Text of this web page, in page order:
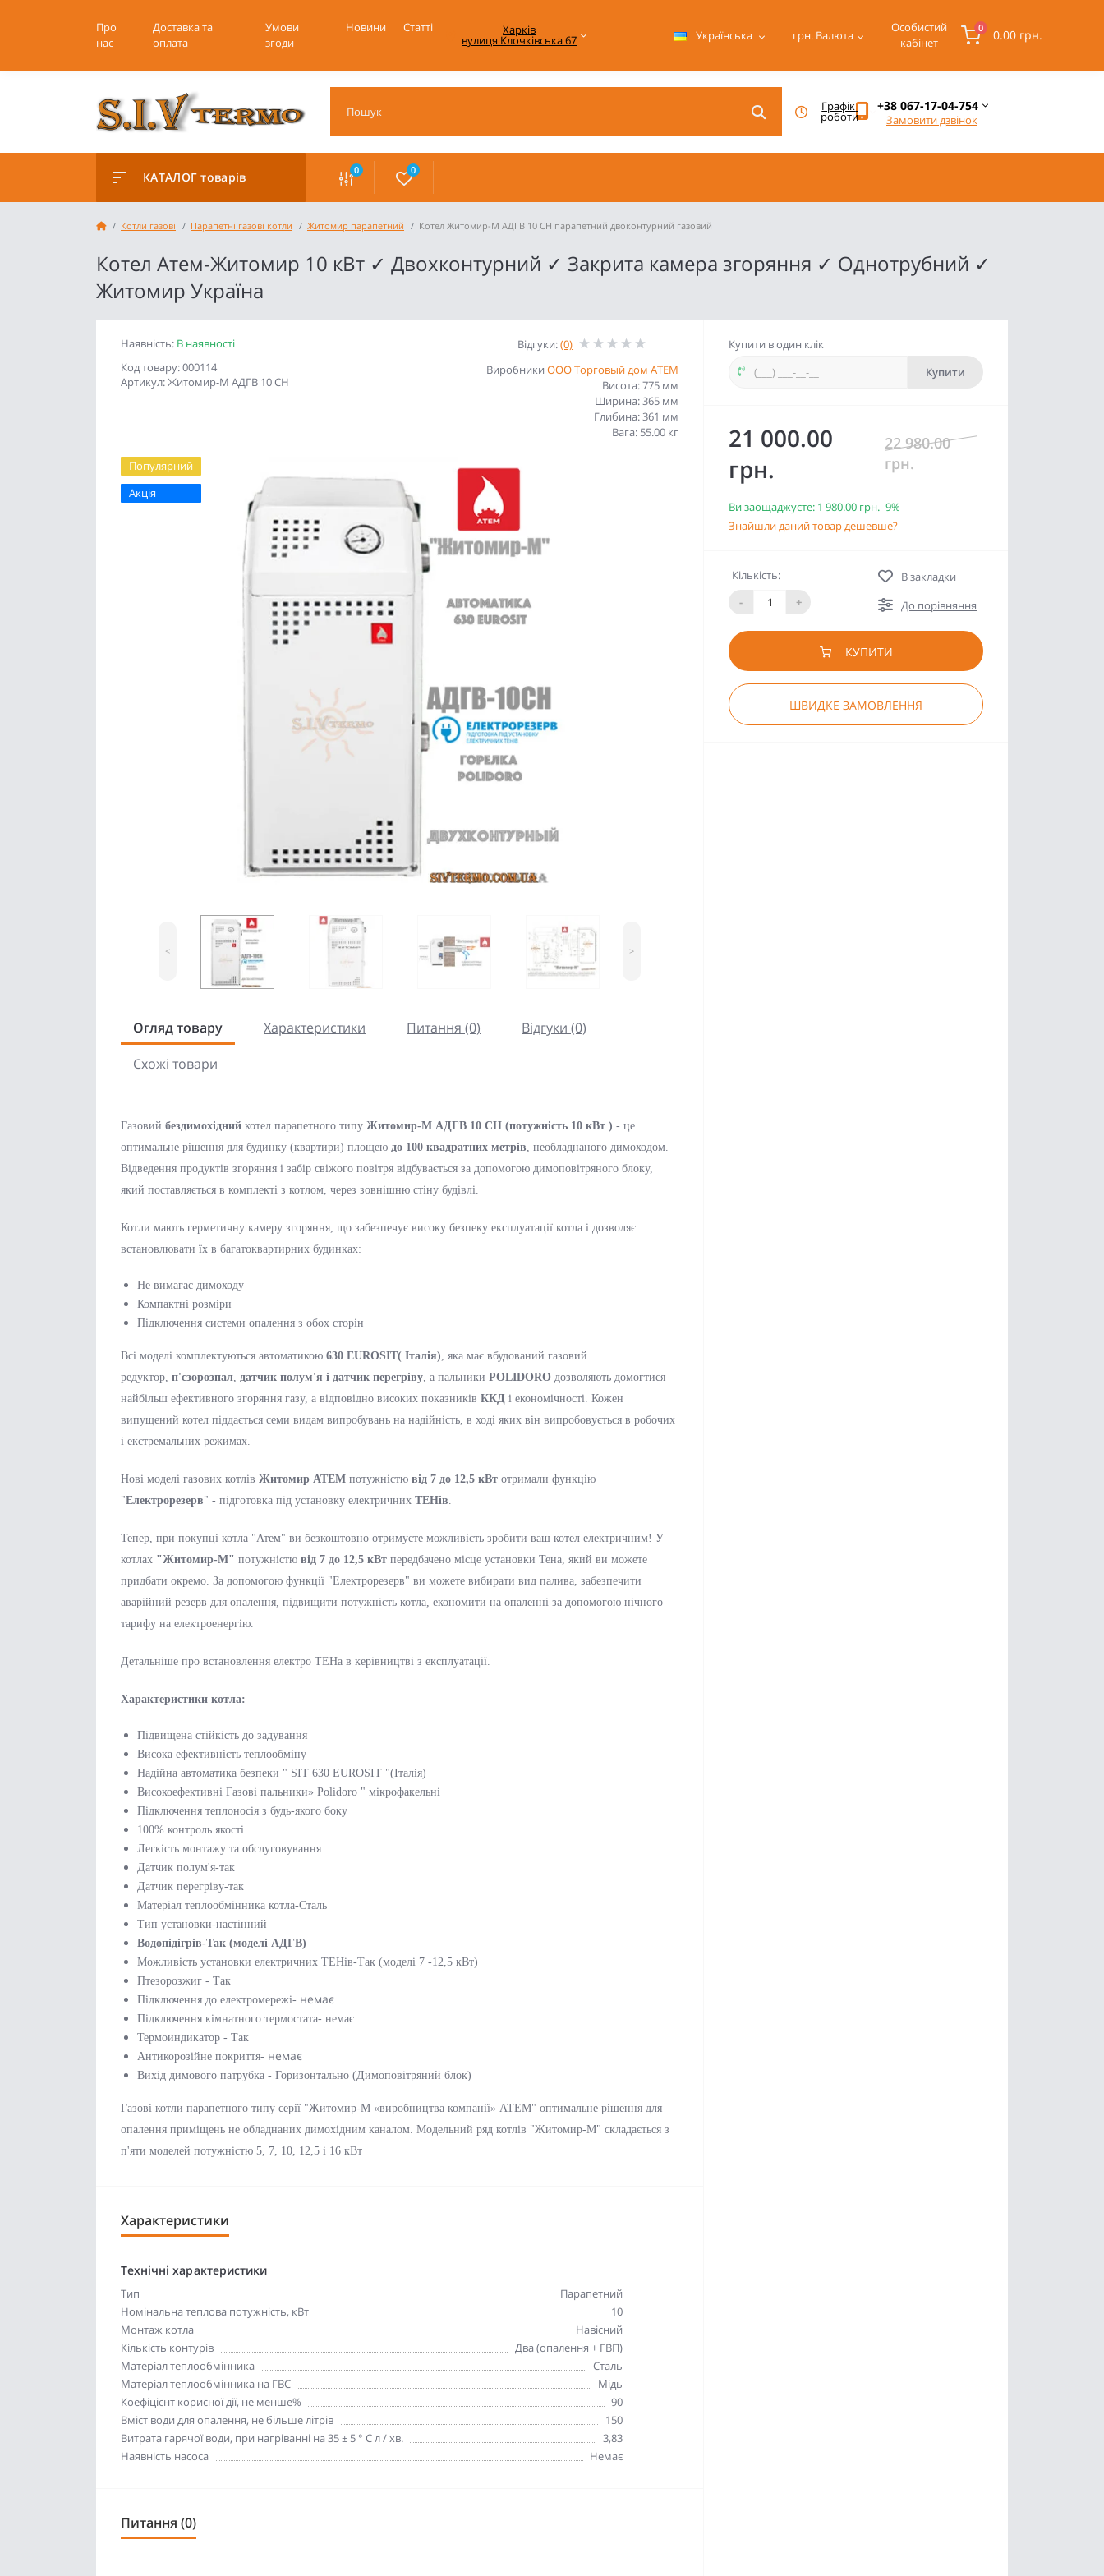
Про
нас
Доставка та
оплата
Умови
згоди
Новини Статті Харків
вулиця Клочківська 67 Українська грн. Валюта
Особистий
кабінет
0 0.00 грн.
Графік
роботи
+38 067-17-04-754
Замовити дзвінок
КАТАЛОГ товарів 0 0
Котли газові Парапетні газові котли Житомир парапетний Котел Житомир-М АДГВ 10 СН парапетний двоконтурний газовий
Котел Атем-Житомир 10 кВт ✓ Двохконтурний ✓ Закрита камера згоряння ✓ Однотрубний ✓
Житомир Україна
Наявність: В наявності
Код товару: 000114
Артикул: Житомир-М АДГВ 10 СН
Відгуки:(0)
Виробники ООО Торговый дом АТЕМ
Висота: 775 мм
Ширина: 365 мм
Глибина: 361 мм
Вага: 55.00 кг
Популярний
Акція
< >
Огляд товару Характеристики Питання (0)
Відгуки (0)
Схожі товари
Газовий бездимохідний котел парапетного типу Житомир-М АДГВ 10 СН (потужність 10 кВт ) - це
оптимальне рішення для будинку (квартири) площею до 100 квадратних метрів, необладнаного димоходом.
Відведення продуктів згоряння і забір свіжого повітря відбувається за допомогою димоповітряного блоку,
який поставляється в комплекті з котлом, через зовнішню стіну будівлі.
Котли мають герметичну камеру згоряння, що забезпечує високу безпеку експлуатації котла і дозволяє
встановлювати їх в багатоквартирних будинках:
Не вимагає димоходу
Компактні розміри
Підключення системи опалення з обох сторін
Всі моделі комплектуються автоматикою 630 EUROSIT( Італія), яка має вбудований газовий
редуктор, п'єзорозпал, датчик полум'я і датчик перегріву, а пальники POLIDORO дозволяють домогтися
найбільш ефективного згоряння газу, а відповідно високих показників ККД і економічності. Кожен
випущений котел піддається семи видам випробувань на надійність, в ході яких він випробовується в робочих
і екстремальних режимах.
Нові моделі газових котлів Житомир АТЕМ потужністю від 7 до 12,5 кВт отримали функцію
"Електрорезерв" - підготовка під установку електричних ТЕНів.
Тепер, при покупці котла "Атем" ви безкоштовно отримуєте можливість зробити ваш котел електричним! У
котлах "Житомир-М" потужністю від 7 до 12,5 кВт передбачено місце установки Тена, який ви можете
придбати окремо. За допомогою функції "Електрорезерв" ви можете вибирати вид палива, забезпечити
аварійний резерв для опалення, підвищити потужність котла, економити на опаленні за допомогою нічного
тарифу на електроенергію.
Детальніше про встановлення електро ТЕНа в керівництві з експлуатації.
Характеристики котла:
Підвищена стійкість до задування
Висока ефективність теплообміну
Надійна автоматика безпеки " SIT 630 EUROSIT "(Італія)
Високоефективні Газові пальники» Polidoro " мікрофакельні
Підключення теплоносія з будь-якого боку
100% контроль якості
Легкість монтажу та обслуговування
Датчик полум'я-так
Датчик перегріву-так
Матеріал теплообмінника котла-Сталь
Тип установки-настінний
Водопідігрів-Так (моделі АДГВ)
Можливість установки електричних ТЕНів-Так (моделі 7 -12,5 кВт)
Птезорозжиг - Так
Підключення до електромережі- немає
Підключення кімнатного термостата- немає
Термоиндикатор - Так
Антикорозійне покриття- немає
Вихід димового патрубка - Горизонтально (Димоповітряний блок)
Газові котли парапетного типу серії "Житомир-М «виробництва компанії» АТЕМ" оптимальне рішення для
опалення приміщень не обладнаних димохідним каналом. Модельний ряд котлів "Житомир-М" складається з
п'яти моделей потужністю 5, 7, 10, 12,5 і 16 кВт
Характеристики
Технічні характеристики
Тип
Парапетний
Номінальна теплова потужність, кВт
10
Монтаж котла
Навісний
Кількість контурів
Два (опалення + ГВП)
Матеріал теплообмінника
Сталь
Матеріал теплообмінника на ГВС
Мідь
Коефіцієнт корисної дії, не менше%
90
Вміст води для опалення, не більше літрів
150
Витрата гарячої води, при нагріванні на 35 ± 5 ° С л / хв.
3,83
Наявність насоса
Немає
Питання (0)
Купити в один клік
Купити
21 000.00
грн.
22 980.00
грн.
Ви заощаджуєте: 1 980.00 грн.-9%
Знайшли даний товар дешевше?
Кількість:
-
+
В закладки
До порівняння
КУПИТИ
ШВИДКЕ ЗАМОВЛЕННЯ